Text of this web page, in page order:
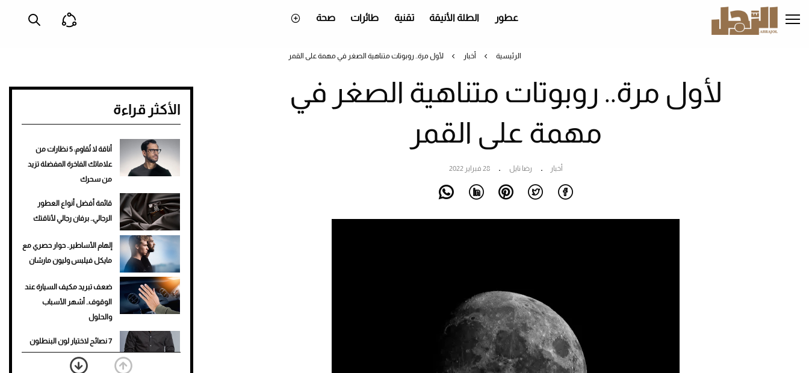
إلى
المحتوى
عطور الطلة الأنيقة تقنية طائرات صحة
الرئيسية أخبار لأول مرة.. روبوتات متناهية الصغر في مهمة على القمر
لأول مرة.. روبوتات متناهية الصغر في
مهمة على القمر
أخبار رضا نايل 28 فبراير 2022
الأكثر قراءة
أناقة لا تُقاوم: 5 نظارات من
علاماتك الفاخرة المفضلة تزيد
من سحرك
قائمة أفضل أنواع العطور
الرجالي.. برفان رجالي لأناقتك
إلهام الأساطير.. حوار حصري مع
مايكل فيلبس وليون مارشان
ضعف تبريد مكيف السيارة عند
الوقوف.. أشهر الأسباب
والحلول
7 نصائح لاختيار لون البنطلون
المناسب للقميص الأسود